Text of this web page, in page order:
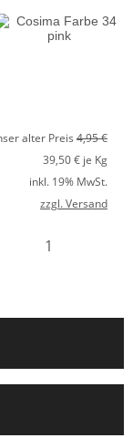
alter Preis 4,95 €
39,50€ je Kg
inkl. 19% MwSt.
zzgl. Versand